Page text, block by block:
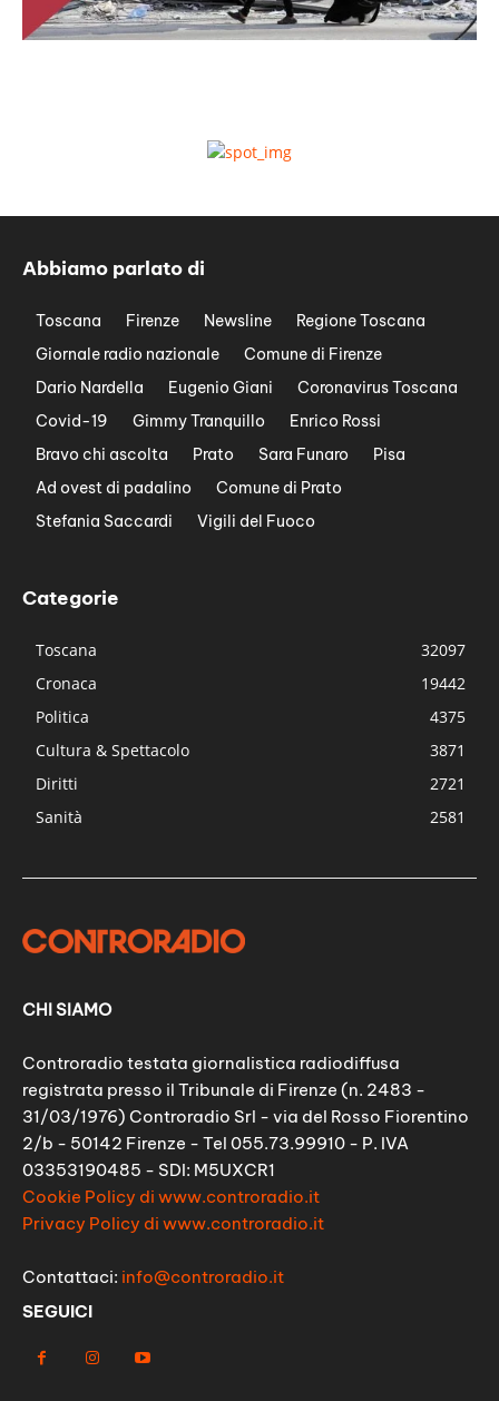
Abbiamo parlato di
Toscana Firenze Newsline
Regione Toscana
Giornale radio nazionale
Comune di Firenze
Dario Nardella
Eugenio Giani
Coronavirus Toscana
Covid-19
Gimmy Tranquillo
Enrico Rossi
Bravo chi ascolta
Prato Sara Funaro
Pisa
Ad ovest di padalino
Comune di Prato
Stefania Saccardi
Vigili del Fuoco
Categorie
Toscana
32097
Cronaca
19442
Politica
4375
Cultura & Spettacolo
3871
Diritti
2721
Sanità
2581
CHI SIAMO
Controradio testata giornalistica radiodiffusa
registrata presso il Tribunale di Firenze (n. 2483 -
31/03/1976) Controradio Srl - via del Rosso Fiorentino
2/b - 50142 Firenze - Tel 055.73.99910 - P. IVA
03353190485 - SDI: M5UXCR1
Cookie Policy di www.controradio.it
Privacy Policy di www.controradio.it
Contattaci: info@controradio.it
SEGUICI